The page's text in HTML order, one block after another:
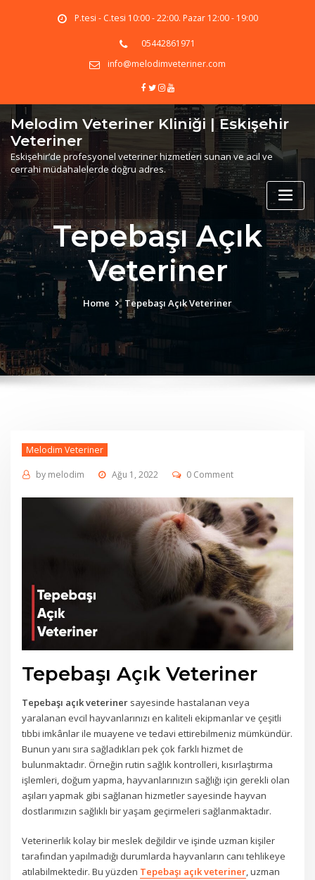
P.tesi - C.tesi 10:00 - 22:00. Pazar 12:00 - 19:00
05442861971
info@melodimveteriner.com
Melodim Veteriner Kliniği | Eskişehir
Veteriner
Eskişehir’de profesyonel veteriner hizmetleri sunan ve acil ve
cerrahi müdahalelerde doğru adres.
Tepebaşı Açık
Veteriner
Home Tepebaşı Açık Veteriner
Melodim Veteriner
by melodim Ağu 1, 2022 0 Comment
Tepebaşı Açık Veteriner
Tepebaşı açık veteriner sayesinde hastalanan veya
yaralanan evcil hayvanlarınızı en kaliteli ekipmanlar ve çeşitli
tıbbi imkânlar ile muayene ve tedavi ettirebilmeniz mümkündür.
Bunun yanı sıra sağladıkları pek çok farklı hizmet de
bulunmaktadır. Örneğin rutin sağlık kontrolleri, kısırlaştırma
işlemleri, doğum yapma, hayvanlarınızın sağlığı için gerekli olan
aşıları yapmak gibi sağlanan hizmetler sayesinde hayvan
dostlarımızın sağlıklı bir yaşam geçirmeleri sağlanmaktadır.
Veterinerlik kolay bir meslek değildir ve işinde uzman kişiler
tarafından yapılmadığı durumlarda hayvanların canı tehlikeye
atılabilmektedir. Bu yüzden Tepebaşı açık veteriner, uzman